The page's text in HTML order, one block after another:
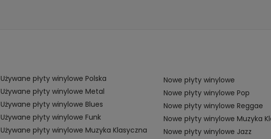
Używane płyty winylowe Polska
Używane płyty winylowe Metal
Używane płyty winylowe Blues
Używane płyty winylowe Funk
Używane płyty winylowe Muzyka Klasyczna
Nowe płyty winylowe
Nowe płyty winylowe Pop
Nowe płyty winylowe Reggae
Nowe płyty winylowe Muzyka
Nowe płyty winylowe Jazz